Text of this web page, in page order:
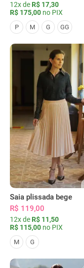
12x de R$ 17,30
R$ 175,00 no PIX
P M G GG
Saia plissada bege
R$ 119,00
12x de R$ 11,50
R$ 115,00 no PIX
M G